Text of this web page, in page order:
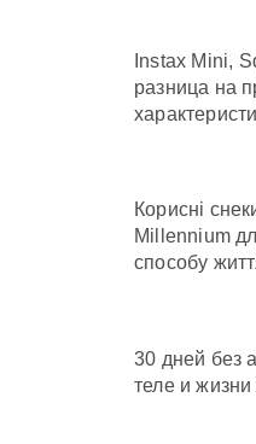
Instax Mini,
разница на
Корисні
Millennium
способу
30 дней без
теле и жизни